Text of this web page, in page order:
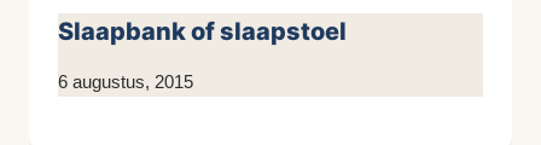
Slaapbank of slaapstoel
Door
6 augustus, 2015